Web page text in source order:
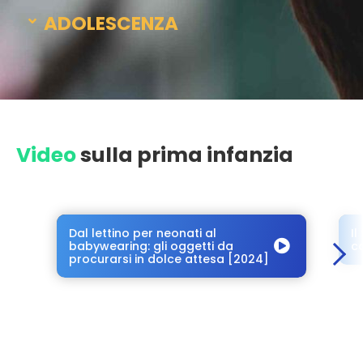
ADOLESCENZA
Videosulla prima infanzia
Dal lettino per neonati al
babywearing: gli oggetti da
procurarsi in dolce attesa [2024]